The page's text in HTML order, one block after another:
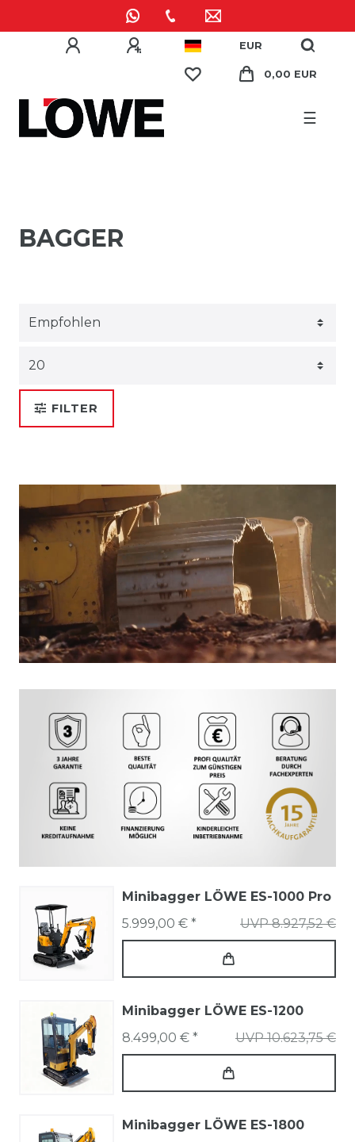
EUR
0,00 EUR
☰
BAGGER
FILTER
Minibagger LÖWE ES-1000 Pro
UVP 8.927,52 €
5.999,00 € *
Minibagger LÖWE ES-1200
UVP 10.623,75 €
8.499,00 € *
Minibagger LÖWE ES-1800